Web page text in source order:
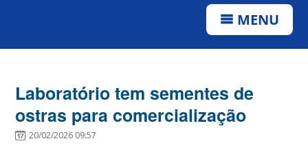
MENU
Laboratório tem sementes de
ostras para comercialização
20/02/2026 09:57